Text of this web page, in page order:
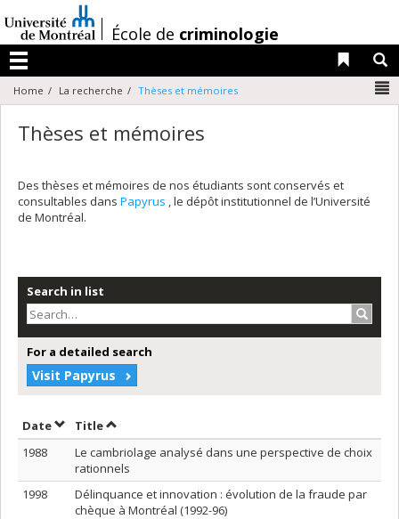
au
contenu
/École de criminologie
Menu
Liens
Home La recherche Thèses et mémoires
Thèses et mémoires
Des thèses et mémoires de nos étudiants sont conservés et
consultables dans Papyrus , le dépôt institutionnel de l’Université
de Montréal.
Search in list
For a detailed search
Visit Papyrus
DateSort by date in descending order
TitleSort by title in descending order
1988
Le cambriolage analysé dans une perspective de choix
rationnels
1998
Délinquance et innovation : évolution de la fraude par
chèque à Montréal (1992-96)